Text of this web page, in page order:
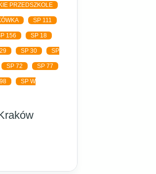
PRZEDSZKOLE
SP 111
156 SP 18
SP 30 SP
SP 72 SP 77
SP W